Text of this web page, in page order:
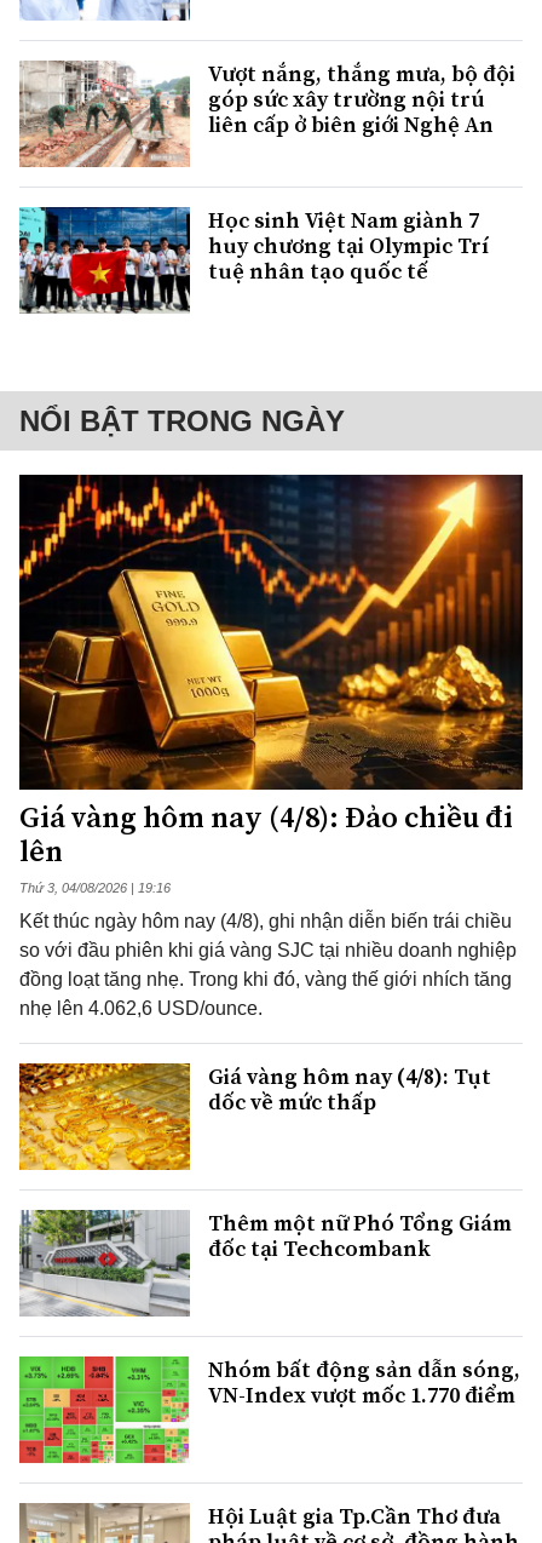
Vượt nắng, thắng mưa, bộ đội
góp sức xây trường nội trú
liên cấp ở biên giới Nghệ An
Học sinh Việt Nam giành 7
huy chương tại Olympic Trí
tuệ nhân tạo quốc tế
NỔI BẬT TRONG NGÀY
Giá vàng hôm nay (4/8): Đảo chiều đi
lên
Thứ 3, 04/08/2026 | 19:16
Kết thúc ngày hôm nay (4/8), ghi nhận diễn biến trái chiều
so với đầu phiên khi giá vàng SJC tại nhiều doanh nghiệp
đồng loạt tăng nhẹ. Trong khi đó, vàng thế giới nhích tăng
nhẹ lên 4.062,6 USD/ounce.
Giá vàng hôm nay (4/8): Tụt
dốc về mức thấp
Thêm một nữ Phó Tổng Giám
đốc tại Techcombank
Nhóm bất động sản dẫn sóng,
VN-Index vượt mốc 1.770 điểm
Hội Luật gia Tp.Cần Thơ đưa